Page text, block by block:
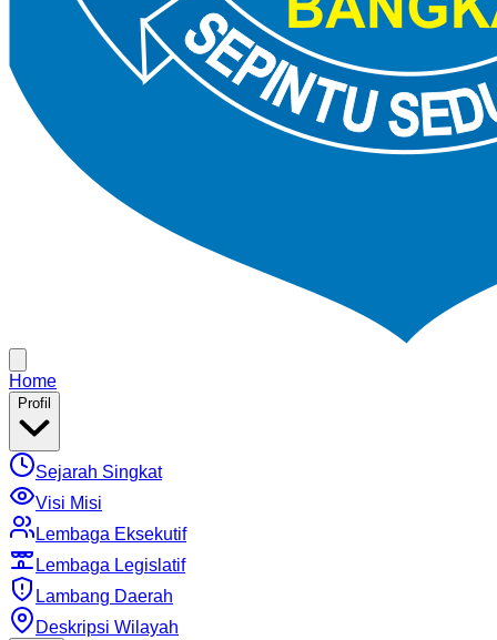
Home
Profil
Sejarah Singkat
Visi Misi
Lembaga Eksekutif
Lembaga Legislatif
Lambang Daerah
Deskripsi Wilayah